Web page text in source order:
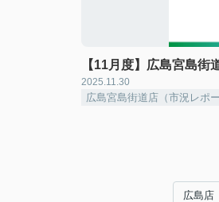
【11月度】広島宮島
2025.11.30
広島宮島街道店（市況レポー
広島店